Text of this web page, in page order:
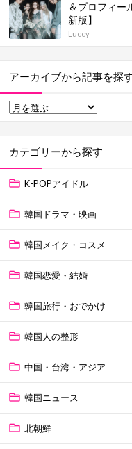
＆プロフィー
新版】
Luccy
アーカイブから記事を探
カテゴリーから探す
K-POPアイドル
韓国ドラマ・映画
韓国メイク・コスメ
韓国恋愛・結婚
韓国旅行・おでかけ
韓国人の整形
中国・台湾・アジア
韓国ニュース
北朝鮮